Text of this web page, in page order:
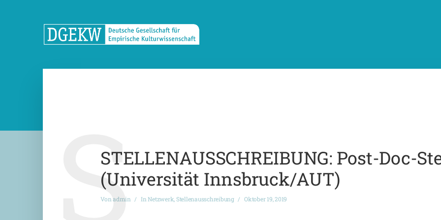
STELLENAUSSCHREIBUNG: Post-Doc-
(Universität Innsbruck/AUT)
Vonadmin InNetzwerk,Stellenausschreibung Oktober 19, 2019
S